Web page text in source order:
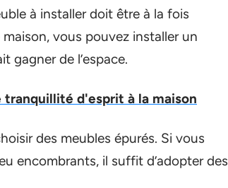
à installer doit être à la fois
vous pouvez installer un
gagner de l’espace.
tranquillité d'esprit à la maison
des meubles épurés. Si vous
encombrants, il suffit d’adopter des